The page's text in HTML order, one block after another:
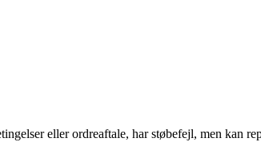
eller ordreaftale, har støbefejl, men kan